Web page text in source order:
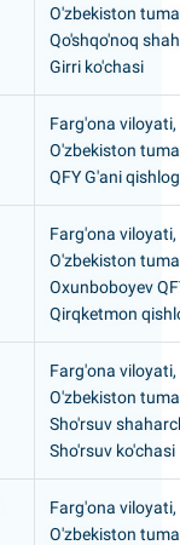
O'zbekiston
Qo'shqo'noq
Girri ko'chasi
Farg'ona viloyati,
O'zbekiston
QFY G'ani
Farg'ona viloyati,
O'zbekiston
Oxunboboyev
Qirqketmon
Farg'ona viloyati,
O'zbekiston
Sho'rsuv
Sho'rsuv ko'chasi
Farg'ona viloyati,
O'zbekiston